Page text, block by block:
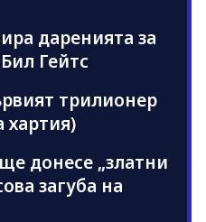
даренията за
Гейтс
трилионер
хартия)
донесе „златни
загуба на